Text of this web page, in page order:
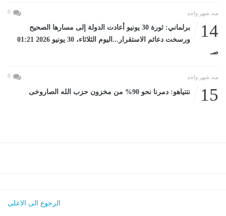
منذ شهر واحد 0
14
برلماني: ثورة 30 يونيو أعادت الدولة إلى مسارها الصحيح
ورسخت دعائم الاستقرار...اليوم الثلاثاء، 30 يونيو 2026 01:21
صـ
منذ شهر واحد 0
15 نتنياهو: دمرنا نحو 90% من مخزون حزب الله الصاروخى
الرجوع الى الاعلى